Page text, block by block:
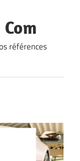
références